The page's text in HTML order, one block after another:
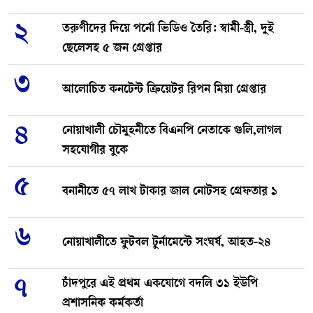
২
তরুণীদের দিয়ে পর্নো ভিডিও তৈরি: স্বামী-স্ত্রী, দুই
ছেলেসহ ৫ জন গ্রেপ্তার
৩ আলোচিত কনটেন্ট ক্রিয়েটর রিপন মিয়া গ্রেপ্তার
৪
নোয়াখালী চৌমুহনীতে বিএনপি নেতাকে গুলি,লাগল
সহযোগীর বুকে
৫ বনানীতে ৫৭ লাখ টাকার জাল নোটসহ গ্রেফতার ১
৬ নোয়াখালীতে ফুটবল টুর্নামেন্টে সংঘর্ষ, আহত-২৪
৭
চাঁদপুরে এই প্রথম একযোগে বদলি ৩১ ইউপি
প্রশাসনিক কর্মকর্তা